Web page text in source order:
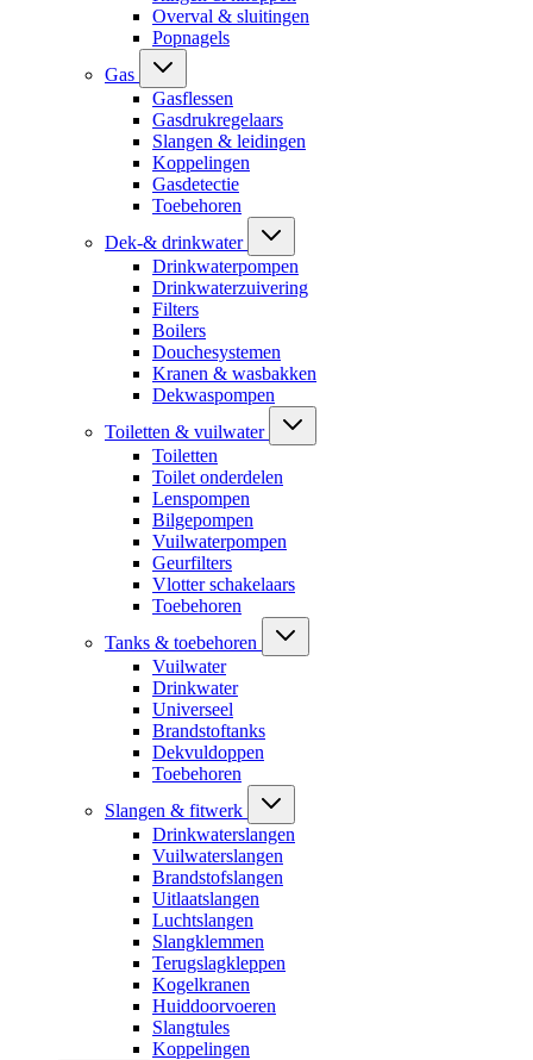
Overval & sluitingen
Popnagels
Gas
Gasflessen
Gasdrukregelaars
Slangen & leidingen
Koppelingen
Gasdetectie
Toebehoren
Dek-& drinkwater
Drinkwaterpompen
Drinkwaterzuivering
Filters
Boilers
Douchesystemen
Kranen & wasbakken
Dekwaspompen
Toiletten & vuilwater
Toiletten
Toilet onderdelen
Lenspompen
Bilgepompen
Vuilwaterpompen
Geurfilters
Vlotter schakelaars
Toebehoren
Tanks & toebehoren
Vuilwater
Drinkwater
Universeel
Brandstoftanks
Dekvuldoppen
Toebehoren
Slangen & fitwerk
Drinkwaterslangen
Vuilwaterslangen
Brandstofslangen
Uitlaatslangen
Luchtslangen
Slangklemmen
Terugslagkleppen
Kogelkranen
Huiddoorvoeren
Slangtules
Koppelingen